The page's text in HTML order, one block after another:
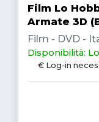
Film Lo
Armate 3D
Film - DVD -
Disponibilità:
€ Log-in